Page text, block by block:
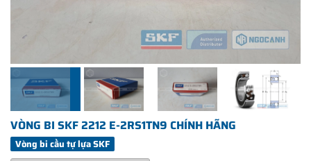
VÒNG BI SKF 2212 E-2RS1TN9 CHÍNH HÃNG
Vòng bi cầu tự lựa SKF